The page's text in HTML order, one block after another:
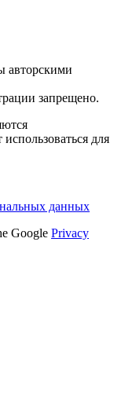
авторскими
запрещено.
для
данных
Google Privacy